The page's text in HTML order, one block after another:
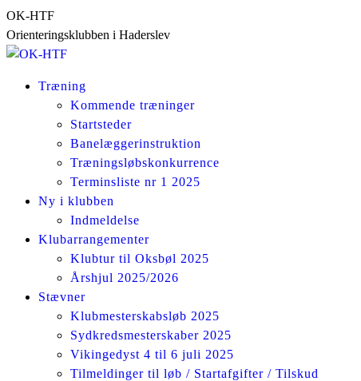
Skip
to
content
OK-HTF
Orienteringsklubben i Haderslev
Træning
Kommende træninger
Startsteder
Banelæggerinstruktion
Træningsløbskonkurrence
Terminsliste nr 1 2025
Ny i klubben
Indmeldelse
Klubarrangementer
Klubtur til Oksbøl 2025
Årshjul 2025/2026
Stævner
Klubmesterskabsløb 2025
Sydkredsmesterskaber 2025
Vikingedyst 4 til 6 juli 2025
Tilmeldinger til løb / Startafgifter / Tilskud